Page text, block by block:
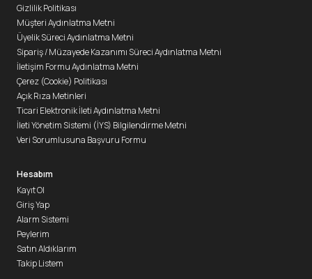
Gizlilik Politikası
Müşteri Aydınlatma Metni
Üyelik Süreci Aydınlatma Metni
Sipariş / Müzayede Kazanımı Süreci Aydınlatma Metni
İletişim Formu Aydınlatma Metni
Çerez (Cookie) Politikası
Açık Rıza Metinleri
Ticari Elektronik İleti Aydınlatma Metni
İleti Yönetim Sistemi (İYS) Bilgilendirme Metni
Veri Sorumlusuna Başvuru Formu
Hesabım
Kayıt Ol
Giriş Yap
Alarm Sistemi
Peylerim
Satın Aldıklarım
Takip Listem